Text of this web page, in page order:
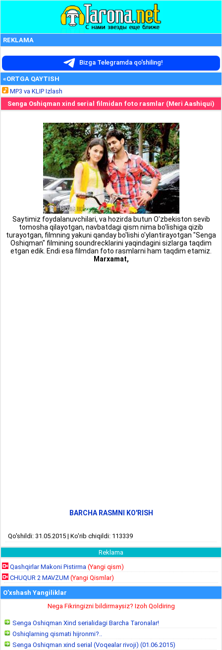
REKLAMA
Bizga Telegramda qo'shiling!
«ORTGA QAYTISH
MP3 va KLIP Izlash
Senga Oshiqman xind serial filmidan foto rasmlar (Meri Aashiqui)
Saytimiz foydalanuvchilari, va hozirda butun O'zbekiston sevib
tomosha qilayotgan, navbatdagi qism nima bo'lishiga qizib
turayotgan, filmning yakuni qanday bo'lishi o'ylantirayotgan "Senga
Oshiqman" filmining soundrecklarini yaqindagini sizlarga taqdim
etgan edik. Endi esa filmdan foto rasmlarni ham taqdim etamiz.
Marxamat,
BARCHA RASMNI KO'RISH
Qo'shildi: 31.05.2015 | Ko'rib chiqildi: 113339
Reklama
Qashqirlar Makoni Pistirma (Yangi qism)
CHUQUR 2 MAVZUM (Yangi Qismlar)
O'xshash Yangiliklar
Nega Fikringizni bildirmaysiz? Izoh Qoldiring
Senga Oshiqman Xind serialidagi Barcha Taronalar!
Oshiqlarning qismati hijronmi?..
Senga Oshiqman xind serial (Voqealar rivoji) (01.06.2015)